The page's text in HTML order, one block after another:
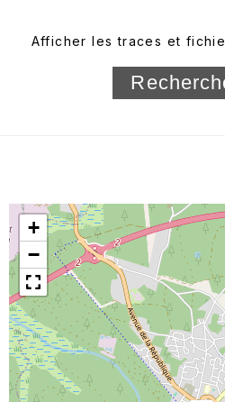
Département
Longueur min/max
Trier par
Horodatage
Afficher les traces et
+
−